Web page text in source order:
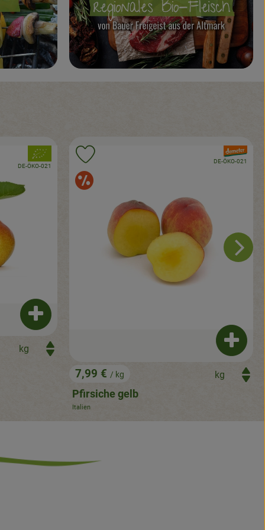
Produkt zum Warenkorb hinzufügen
, Verband:
, Kontrollstelle:
DE-ÖKO-021
, Preis:
7,99 € / kg
Pfirsiche gelb
, Herkunft:
Italien
, Verband:
, Kontrollstelle:
DE-ÖKO-021
Produkt zu Favouriten hinzufügen